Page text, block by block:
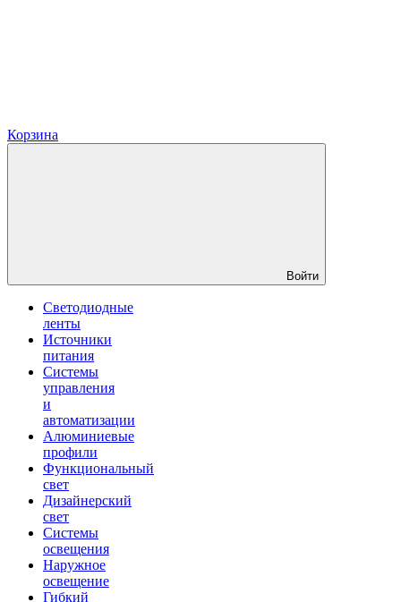
Корзина
Войти
Светодиодные
ленты
Источники
питания
Системы
управления
и
автоматизации
Алюминиевые
профили
Функциональный
свет
Дизайнерский
свет
Системы
освещения
Наружное
освещение
Гибкий